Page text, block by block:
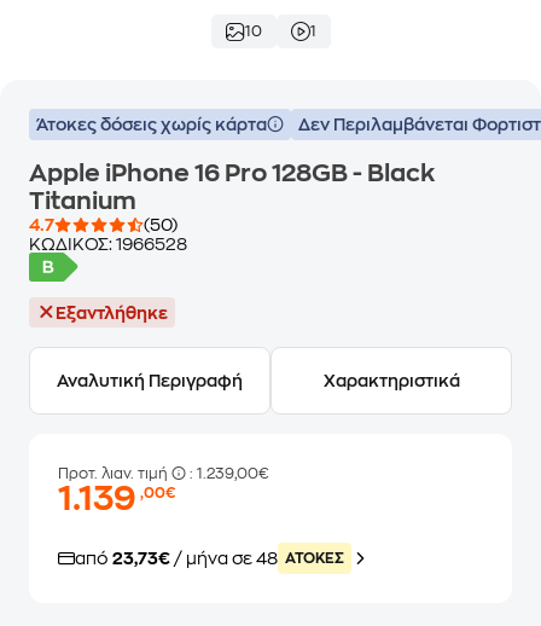
10 1
Άτοκες δόσεις χωρίς κάρτα Δεν Περιλαμβάνεται
Apple iPhone 16 Pro 128GB - Black
Titanium
4.7
(50)
ΚΩΔΙΚΟΣ: 1966528
Εξαντλήθηκε
Αναλυτική Περιγραφή Χαρακτηριστικά
Προτ. λιαν. τιμή : 1.239,00€
1.139,00€
από 23,73€ / μήνα σε 48 ATOKEΣ